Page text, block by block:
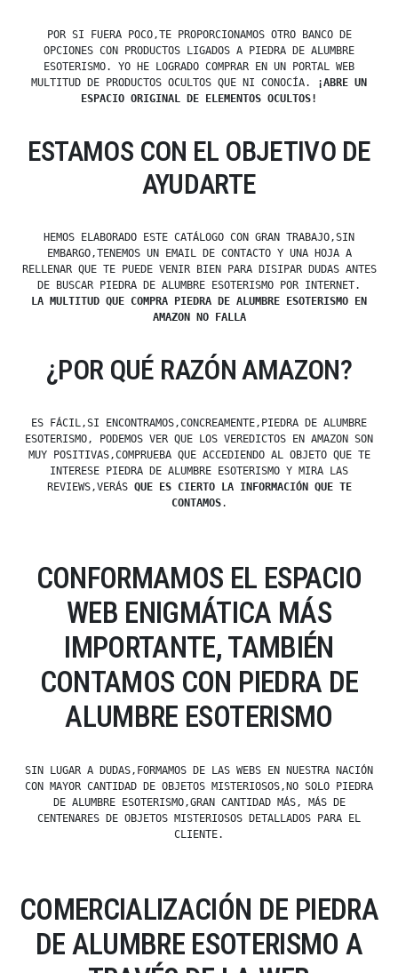
POR SI FUERA POCO,TE PROPORCIONAMOS OTRO BANCO DE
OPCIONES CON PRODUCTOS LIGADOS A PIEDRA DE ALUMBRE
ESOTERISMO. YO HE LOGRADO COMPRAR EN UN PORTAL WEB
MULTITUD DE PRODUCTOS OCULTOS QUE NI CONOCÍA.
¡ABRE UN
ESPACIO ORIGINAL DE ELEMENTOS OCULTOS!
ESTAMOS CON EL OBJETIVO DE
AYUDARTE
HEMOS ELABORADO ESTE CATÁLOGO CON GRAN TRABAJO,SIN
EMBARGO,TENEMOS UN EMAIL DE CONTACTO Y UNA HOJA A
RELLENAR QUE TE PUEDE VENIR BIEN PARA DISIPAR DUDAS ANTES
DE BUSCAR PIEDRA DE ALUMBRE ESOTERISMO POR INTERNET.
LA MULTITUD QUE COMPRA PIEDRA DE ALUMBRE ESOTERISMO EN
AMAZON NO FALLA
¿POR QUÉ RAZÓN AMAZON?
ES FÁCIL,SI ENCONTRAMOS,CONCREAMENTE,PIEDRA DE ALUMBRE
ESOTERISMO, PODEMOS VER QUE LOS VEREDICTOS EN AMAZON SON
MUY POSITIVAS,COMPRUEBA QUE ACCEDIENDO AL OBJETO QUE TE
INTERESE PIEDRA DE ALUMBRE ESOTERISMO Y MIRA LAS
REVIEWS,VERÁS QUE ES CIERTO LA INFORMACIÓN QUE TE
CONTAMOS.
CONFORMAMOS EL ESPACIO
WEB ENIGMÁTICA MÁS
IMPORTANTE, TAMBIÉN
CONTAMOS CON PIEDRA DE
ALUMBRE ESOTERISMO
SIN LUGAR A DUDAS,FORMAMOS DE LAS WEBS EN NUESTRA NACIÓN
CON MAYOR CANTIDAD DE OBJETOS MISTERIOSOS,NO SOLO PIEDRA
DE ALUMBRE ESOTERISMO,GRAN CANTIDAD MÁS, MÁS DE
CENTENARES DE OBJETOS MISTERIOSOS DETALLADOS PARA EL
CLIENTE.
COMERCIALIZACIÓN DE PIEDRA
DE ALUMBRE ESOTERISMO A